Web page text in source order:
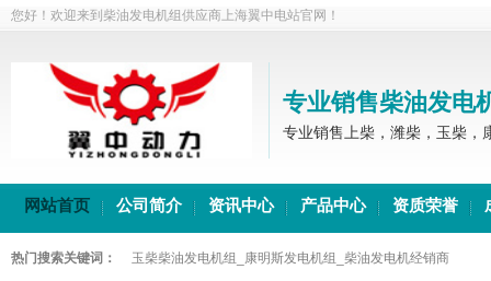
您好！欢迎来到柴油发电机组供应商上海翼中电站官网！
专业销售柴油发电
专业销售上柴，潍柴，玉柴，
网站首页 公司简介 资讯中心 产品中心 资质荣誉
热门搜索关键词： 玉柴柴油发电机组_康明斯发电机组_柴油发电机经销商